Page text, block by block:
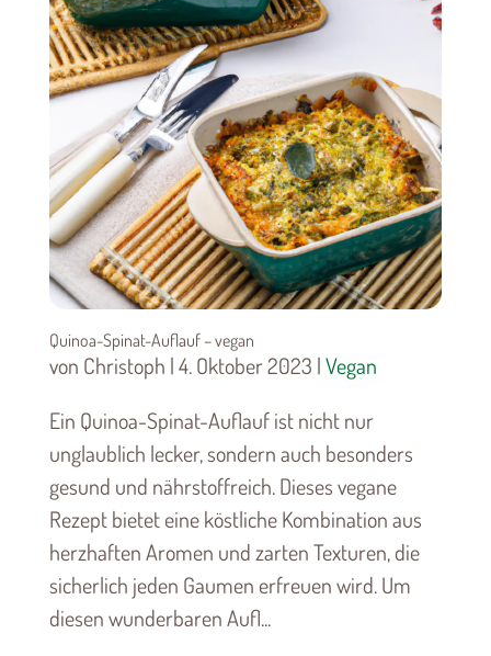
Quinoa-Spinat-Auflauf – vegan
von Christoph | 4. Oktober 2023 |Vegan
Ein Quinoa-Spinat-Auflauf ist nicht nur
unglaublich lecker, sondern auch besonders
gesund und nährstoffreich. Dieses vegane
Rezept bietet eine köstliche Kombination aus
herzhaften Aromen und zarten Texturen, die
sicherlich jeden Gaumen erfreuen wird. Um
diesen wunderbaren Aufl...